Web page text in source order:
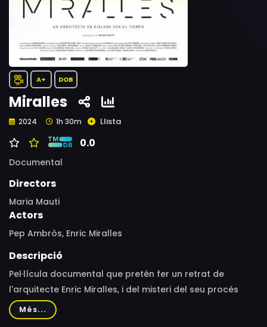
A+ DOB
Miralles
2024 1h 30m Llista
0.0
Documental
Directors
Maria Mauti
Actors
Pep Ambròs, Enric Miralles
Descripció
Pel·lícula documental que pretén fer un retrat de
l'arquitecte Enric Miralles, i del misteri del seu procés
creatiu. Miralles va ser un personatge complex, un
artista potent i un home hipnòtic, polièdric. Una
Més...